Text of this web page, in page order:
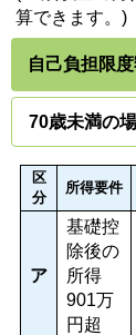
算できます。)
自己負担限
70歳未満の
区
分
所得要件
ア
基礎控
除後の
所得
901万
円超